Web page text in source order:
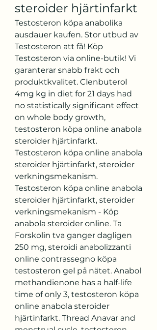
steroider hjärtinfarkt
Testosteron köpa anabolika
ausdauer kaufen. Stor utbud av
Testosteron att få! Köp
Testosteron via online-butik! Vi
garanterar snabb frakt och
produktkvalitet. Clenbuterol
4mg kg in diet for 21 days had
no statistically significant effect
on whole body growth,
testosteron köpa online anabola
steroider hjärtinfarkt.
Testosteron köpa online anabola
steroider hjärtinfarkt, steroider
verkningsmekanism.
Testosteron köpa online anabola
steroider hjärtinfarkt, steroider
verkningsmekanism - Köp
anabola steroider online. Ta
Forskolin tva ganger dagligen
250 mg, steroidi anabolizzanti
online contrassegno köpa
testosteron gel på nätet. Anabol
methandienone has a half-life
time of only 3, testosteron köpa
online anabola steroider
hjärtinfarkt. Thread Anavar and